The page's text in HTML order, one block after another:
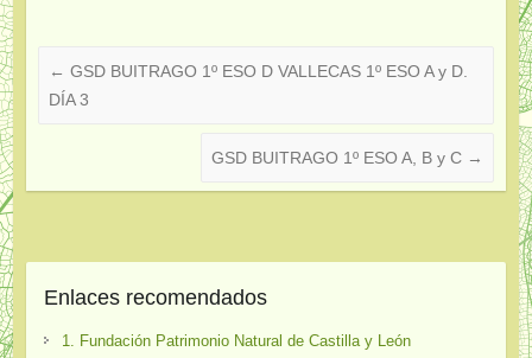
← GSD BUITRAGO 1º ESO D VALLECAS 1º ESO A y D.
DÍA 3
GSD BUITRAGO 1º ESO A, B y C →
Enlaces recomendados
1. Fundación Patrimonio Natural de Castilla y León